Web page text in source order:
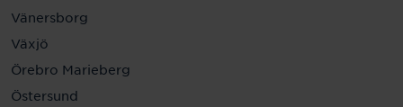
Vänersborg
Växjö
Örebro Marieberg
Östersund